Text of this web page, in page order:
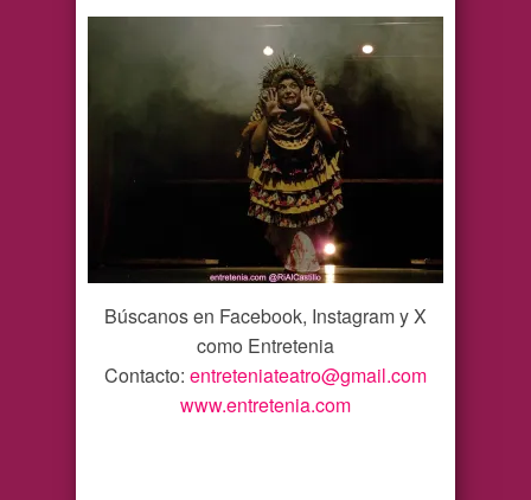
Búscanos en Facebook, Instagram y X
como Entretenia
Contacto: entreteniateatro@gmail.com
www.entretenia.com